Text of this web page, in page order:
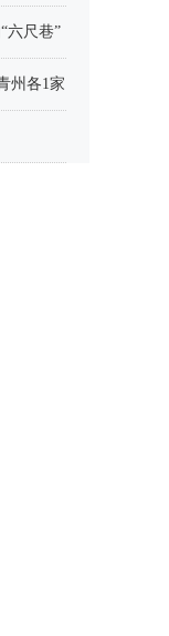
六尺巷”
州各1家